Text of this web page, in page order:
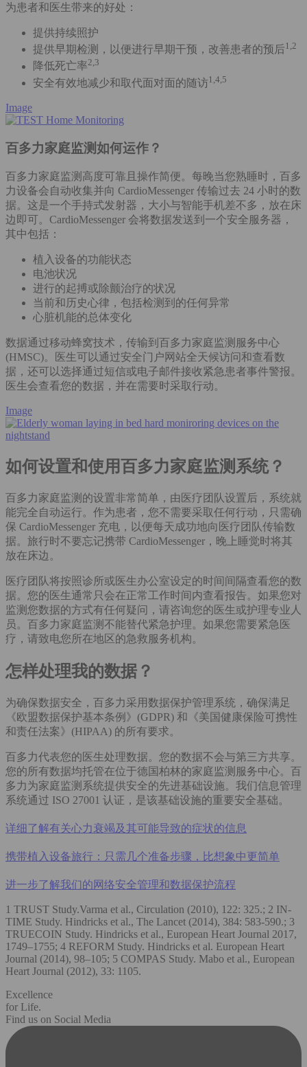
为患者和医生带来的好处：
提供持续照护
提供早期检测，以便进行早期干预，改善患者的预后1,2
降低死亡率2,3
安全有效地减少和取代面对面的随访1,4,5
Image
百多力家庭监测如何运作？
百多力家庭监测高度可靠且操作简便。每晚当您熟睡时，百多
力设备会自动收集并向 CardioMessenger 传输过去 24 小时的数
据。这是一个手持式发射器，大小与智能手机差不多，放在床
边即可。CardioMessenger 会将数据发送到一个安全服务器，
其中包括：
植入设备的功能状态
电池状况
进行的起搏或除颤治疗的状况
当前和历史心律，包括检测到的任何异常
心脏机能的总体变化
数据通过移动蜂窝技术，传输到百多力家庭监测服务中心
(HMSC)。医生可以通过安全门户网站全天候访问和查看数
据，还可以选择通过短信或电子邮件接收紧急患者事件警报。
医生会查看您的数据，并在需要时采取行动。
Image
如何设置和使用百多力家庭监测系统？
百多力家庭监测的设置非常简单，由医疗团队设置后，系统就
能完全自动运行。作为患者，您不需要采取任何行动，只需确
保 CardioMessenger 充电，以便每天成功地向医疗团队传输数
据。旅行时不要忘记携带 CardioMessenger，晚上睡觉时将其
放在床边。
医疗团队将按照诊所或医生办公室设定的时间间隔查看您的数
据。您的医生通常只会在正常工作时间内查看报告。如果您对
监测您数据的方式有任何疑问，请咨询您的医生或护理专业人
员。百多力家庭监测不能替代紧急护理。如果您需要紧急医
疗，请致电您所在地区的急救服务机构。
怎样处理我的数据？
为确保数据安全，百多力采用数据保护管理系统，确保满足
《欧盟数据保护基本条例》(GDPR) 和《美国健康保险可携性
和责任法案》(HIPAA) 的所有要求。
百多力代表您的医生处理数据。您的数据不会与第三方共享。
您的所有数据均托管在位于德国柏林的家庭监测服务中心。百
多力为家庭监测系统提供安全的先进基础设施。我们信息管理
系统通过 ISO 27001 认证，是该基础设施的重要安全基础。
详细了解有关心力衰竭及其可能导致的症状的信息
携带植入设备旅行：只需几个准备步骤，比想象中更简单
进一步了解我们的网络安全管理和数据保护流程
1 TRUST Study.Varma et al., Circulation (2010), 122: 325.; 2 IN-
TIME Study. Hindricks et al., The Lancet (2014), 384: 583-590.; 3
TRUECOIN Study. Hindricks et al., European Heart Journal 2017,
1749–1755; 4 REFORM Study. Hindricks et al. European Heart
Journal (2014), 98–105; 5 COMPAS Study. Mabo et al., European
Heart Journal (2012), 33: 1105.
Excellence
for Life.
Find us on Social Media